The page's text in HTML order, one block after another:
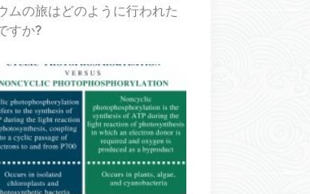
ムの旅はどのように行われた
すか?